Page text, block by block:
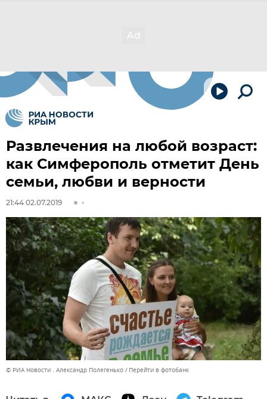
Развлечения на любой возраст:
как Симферополь отметит День
семьи, любви и верности
21:44 02.07.2019
© РИА Новости . Александр Полегенько Перейти в фотобанк